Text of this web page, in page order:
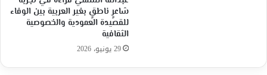
شاعرٍ ناطقٍ بغير العربية بين الوفاء
للقصيدة العمودية والخصوصية
الثقافية
29 يونيو، 2026